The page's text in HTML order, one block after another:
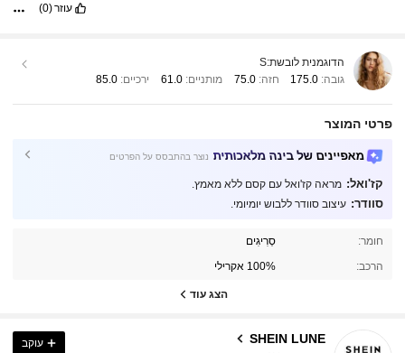
עוזר(0)
הדוגמנית לובשת:S
גובה: 175.0 חזה:75.0 מותניים: 61.0 ירכיים: 85.0
פרטי המוצר
מאפיינים של בינה מלאכותית נוצר בהתבסס על הפרטים
קז'ואל: מראה קז'ואל עם קסם ללא מאמץ.
סוודר: עיצוב סוודר ללבוש יומיומי.
חומר: סְרִיגִים
הרכב: 100% אקרילי
הצג עוד
SHEIN LUNE
4.91
1M עוקבים
עוקב